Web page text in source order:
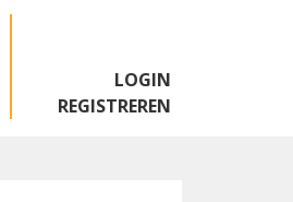
LOGIN
REGISTREREN